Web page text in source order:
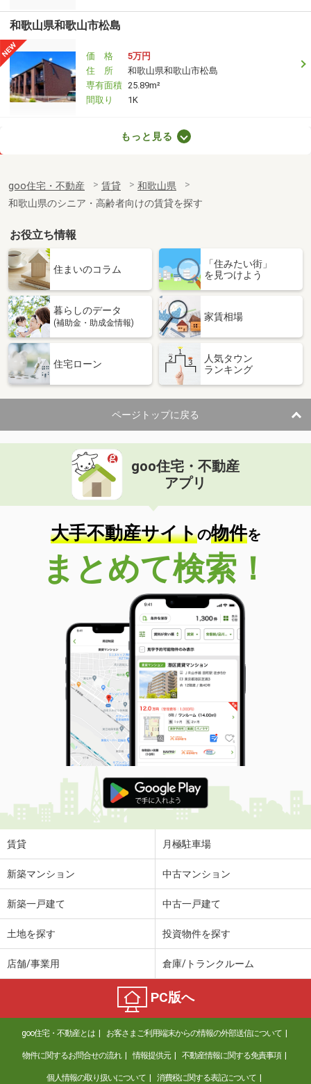
和歌山県和歌山市松島
価 格
5万円
住 所
和歌山県和歌山市松島
専有面積 25.89m²
間取り
1K
専有面積
23.61m²
間取り
1K
和歌山県和歌山市新在家
価 格
5.25万円
和歌山県和歌山市新在家
専有面積 32.94m²
間取り
ワンルーム
和歌山県和歌山市北新博労町
住 所
和歌山県和歌山市北新博労町
専有面積 19.87m²
間取り
1K
和歌山県和歌山市中之島
価 格
住 所
和歌山県和歌山市中之島
専有面積 34.46m²
間取り
1LDK
和歌山県和歌山市和歌浦南２丁目
価 格
5.28万円
和歌山県和歌山市和歌浦南２丁目
39.89m²
間取り
1LDK
和歌山県紀の川市中三谷
価 格
4.85万円
住 所
和歌山県紀の川市中三谷
専有面積 58.86m²
間取り
2LDK
和歌山県和歌山市松江東２丁目
価 格
5.90万円
住 所
和歌山県和歌山市松江東２丁目
専有面積
和歌山県和歌山市加納
5.90万円
和歌山県紀の川市中三谷
4.85万円
住 所
和歌山県紀の川市中三谷
専有面積 58.86m²
間取り
2LDK
和歌山県和歌山市中之島
もっと見る
goo住宅・不動産 賃貸
和歌山県
和歌山県のシニア・高齢者向けの賃貸を探す
お役立ち情報
住まいのコラム
「住みたい街」
を見つけよう
暮らしのデータ
(補助金・助成金情報)
家賃相場
住宅ローン
人気タウン
ランキング
ページトップに戻る
goo住宅・不動産
アプリ
大手不動産サイトの物件を
まとめて検索！
賃貸 月極駐車場
新築マンション 中古マンション
新築一戸建て 中古一戸建て
土地を探す 投資物件を探す
店舗/事業用 倉庫/トランクルーム
PC版へ
goo住宅・不動産とは お客さまご利用端末からの情報の外部送信について
物件に関するお問合せの流れ 情報提供元 不動産情報に関する免責事項
個人情報の取り扱いについて 消費税に関する表記について